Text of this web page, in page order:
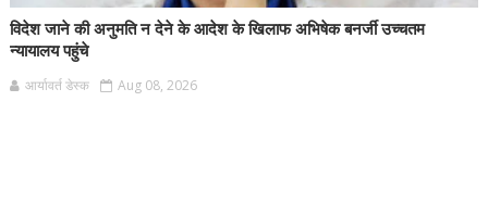
विदेश जाने की अनुमति न देने के आदेश के खिलाफ अभिषेक बनर्जी उच्चतम
न्यायालय पहुंचे
आर्यावर्त डेस्क Aug 08, 2026